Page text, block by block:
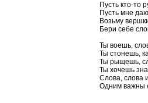
Пусть кто-то
Пусть мне
Возьму
Бери себе
Ты воешь,
Ты стонешь,
Ты рыщешь,
Ты хочешь
Слова, слова
Одним важны